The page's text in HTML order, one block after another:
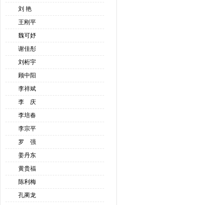
刘 艳
王刚平
魏可妤
谢佳彤
刘桁宇
顾中阳
李祥斌
李 庆
李培春
李宗平
罗 强
姜丹东
黄贵福
陈利梅
孔蔺龙